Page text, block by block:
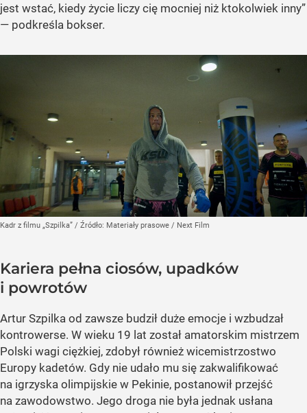
jest wstać, kiedy życie liczy cię mocniej niż ktokolwiek inny”
— podkreśla bokser.
Kadr z filmu „Szpilka” / Źródło: Materiały prasowe / Next Film
Kariera pełna ciosów, upadków
i powrotów
Artur Szpilka od zawsze budził duże emocje i wzbudzał
kontrowerse. W wieku 19 lat został amatorskim mistrzem
Polski wagi ciężkiej, zdobył również wicemistrzostwo
Europy kadetów. Gdy nie udało mu się zakwalifikować
na igrzyska olimpijskie w Pekinie, postanowił przejść
na zawodowstwo. Jego droga nie była jednak usłana